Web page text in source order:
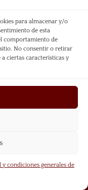
para almacenar y/o
de esta
comportamiento de
No consentir o retirar
ciertas características y
y condiciones generales de